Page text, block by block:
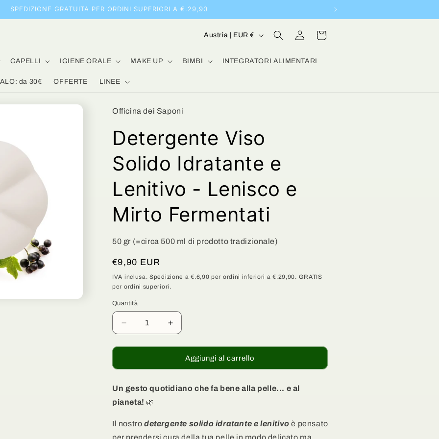
SPEDIZIONE GRATUITA PER ORDINI SUPERIORI A €.29,90
CAPELLI IGIENE ORALE MAKE UP BIMBI INTEGRATORI ALIMENTARI
da 30€ OFFERTE LINEE
P
e
r
a
o
r
f
Austria | EUR € Accedi Carrello
Officina dei Saponi
Detergente Viso
Solido Idratante e
Lenitivo - Lenisco e
Mirto Fermentati
50 gr (=circa 500 ml di prodotto tradizionale)
Prezzo
di
listino
€9,90 EUR
IVA inclusa. Spedizione a €.6,90 per ordini inferiori a €.29,90. GRATIS
per ordini superiori.
Quantità
Quantità
Diminuisci
quantità
per
Viso
Idratante
e
-
Lenisco
Aumenta
quantità
per
Detergente
Viso
Idratante
-
Lenisco
Aggiungi al carrello
Un gesto quotidiano che fa bene alla pelle... e al
pianeta! 🌿
Il nostro detergente solido idratante e lenitivo è pensato
per prendersi cura della tua pelle in modo delicato ma